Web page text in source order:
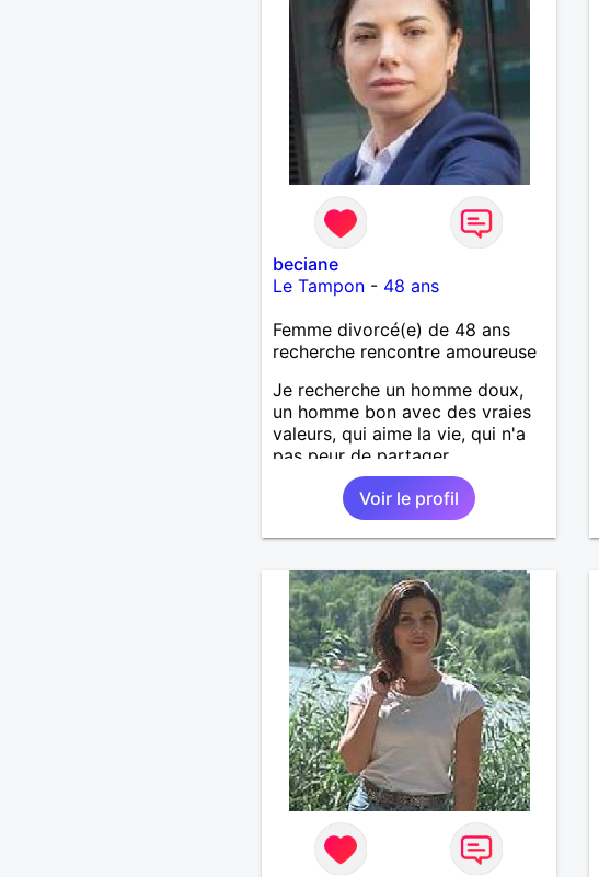
beciane
Le Tampon- 48 ans
Femme divorcé(e) de 48 ans
recherche rencontre amoureuse
Je recherche un homme doux,
un homme bon avec des vraies
valeurs, qui aime la vie, qui n'a
pas peur de partager.
Voir le profil